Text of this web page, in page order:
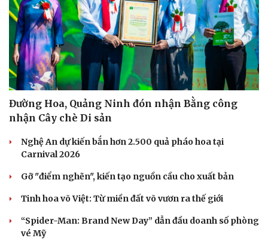
Đường Hoa, Quảng Ninh đón nhận Bằng công
nhận Cây chè Di sản
Nghệ An dự kiến bắn hơn 2.500 quả pháo hoa tại
Carnival 2026
Gỡ "điểm nghẽn", kiến tạo nguồn cầu cho xuất bản
Tinh hoa võ Việt: Từ miền đất võ vươn ra thế giới
“Spider-Man: Brand New Day” dẫn đầu doanh số phòng
vé Mỹ